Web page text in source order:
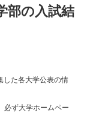
部の入試結
した各大学公表の情
必ず大学ホームペー